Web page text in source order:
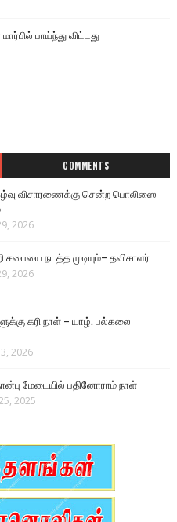
பாய்ந்து விட்டது
COMMENTS
விசாரணைக்கு சென்ற பொலிஸை
2026
சபையை நடத்த முடியும்– தவிசாளர்
2026
கரி நாள் – யாழ். பல்கலை
2026
மேடையில் பதினோராம் நாள்
2025